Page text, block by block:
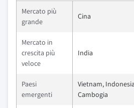
Mercato più
grande
Cina
Mercato in
crescita più
veloce
India
Paesi
emergenti
Vietnam,
Cambogia